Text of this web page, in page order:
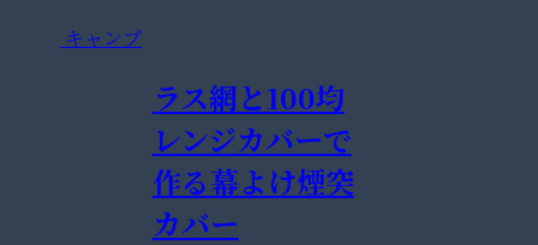
キャンプ
ラス網と100均
レンジカバーで
作る幕よけ煙突
カバー